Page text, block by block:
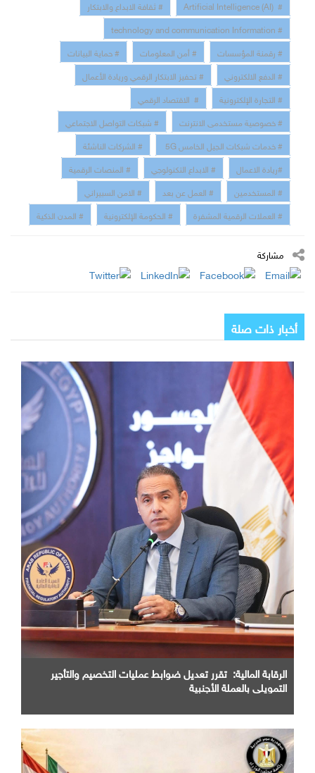
# Artificial Intelligence (AI)
# ثقافة الابداع والابتكار
# technology and communication Information
# رقمنة المؤسسات
# أمن المعلومات
# حماية البيانات
# الدفع الالكتروني
# تحفيز الابتكار الرقمي وريادة الأعمال
# التجارة الإلكترونية
# الاقتصاد الرقمي
# خصوصية مستخدمى الانترنت
# شبكات التواصل الاجتماعي
# خدمات شبكات الجيل الخامس 5G
# الشركات الناشئة
#ريادة الاعمال
# الابداع التكنولوجي
# المنصات الرقمية
# المستخدمين
# العمل عن بعد
# الامن السبيراني
# العملات الرقمية المشفرة
# الحكومة الإلكترونية # المدن الذكية
مشاركة
أخبار ذات صلة
الرقابة المالية: تقرر تعديل ضوابط عمليات التخصيم والتأجير
التمويلي بالعملة الأجنبية